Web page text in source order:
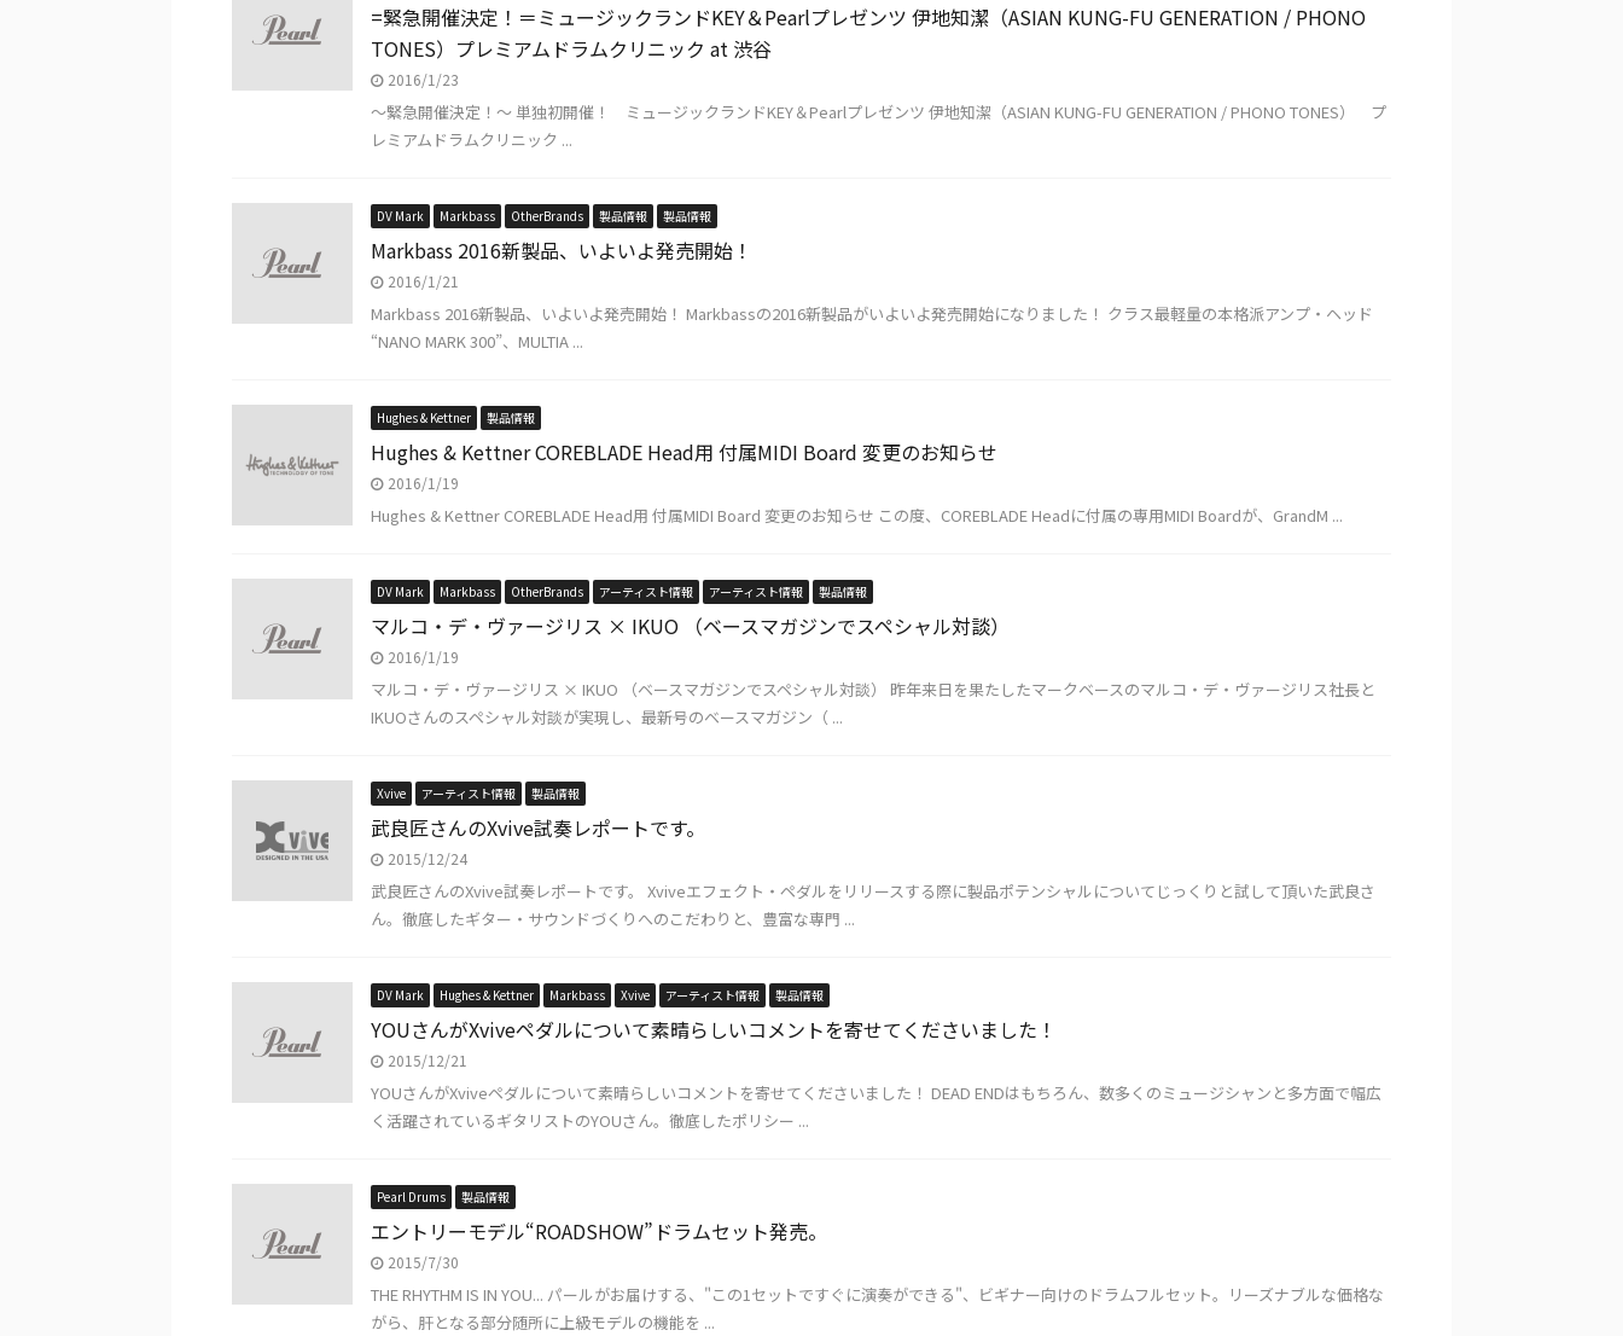
=緊急開催決定！＝ミュージックランドKEY＆Pearlプレゼンツ 伊地知潔（ASIAN KUNG-FU GENERATION / PHONO
TONES）プレミアムドラムクリニック at 渋谷
2016/1/23
〜緊急開催決定！〜 単独初開催！ ミュージックランドKEY＆Pearlプレゼンツ 伊地知潔（ASIAN KUNG-FU GENERATION / PHONO TONES） プ
レミアムドラムクリニック ...
DV Mark Markbass OtherBrands 製品情報 製品情報
Markbass 2016新製品、いよいよ発売開始！
2016/1/21
Markbass 2016新製品、いよいよ発売開始！ Markbassの2016新製品がいよいよ発売開始になりました！ クラス最軽量の本格派アンプ・ヘッド
“NANO MARK 300”、MULTIA ...
Hughes & Kettner 製品情報
Hughes & Kettner COREBLADE Head用 付属MIDI Board 変更のお知らせ
2016/1/19
Hughes & Kettner COREBLADE Head用 付属MIDI Board 変更のお知らせ この度、COREBLADE Headに付属の専用MIDI Boardが、GrandM ...
DV Mark Markbass OtherBrands アーティスト情報 アーティスト情報 製品情報
マルコ・デ・ヴァージリス × IKUO （ベースマガジンでスペシャル対談）
2016/1/19
マルコ・デ・ヴァージリス × IKUO （ベースマガジンでスペシャル対談） 昨年来日を果たしたマークベースのマルコ・デ・ヴァージリス社長と
IKUOさんのスペシャル対談が実現し、最新号のベースマガジン（ ...
Xvive アーティスト情報 製品情報
武良匠さんのXvive試奏レポートです。
2015/12/24
武良匠さんのXvive試奏レポートです。 Xviveエフェクト・ペダルをリリースする際に製品ポテンシャルについてじっくりと試して頂いた武良さ
ん。徹底したギター・サウンドづくりへのこだわりと、豊富な専門 ...
DV Mark Hughes & Kettner Markbass Xvive アーティスト情報 製品情報
YOUさんがXviveペダルについて素晴らしいコメントを寄せてくださいました！
2015/12/21
YOUさんがXviveペダルについて素晴らしいコメントを寄せてくださいました！ DEAD ENDはもちろん、数多くのミュージシャンと多方面で幅広
く活躍されているギタリストのYOUさん。徹底したポリシー ...
Pearl Drums 製品情報
エントリーモデル“ROADSHOW”ドラムセット発売。
2015/7/30
THE RHYTHM IS IN YOU... パールがお届けする、"この1セットですぐに演奏ができる"、ビギナー向けのドラムフルセット。リーズナブルな価格な
がら、肝となる部分随所に上級モデルの機能を ...